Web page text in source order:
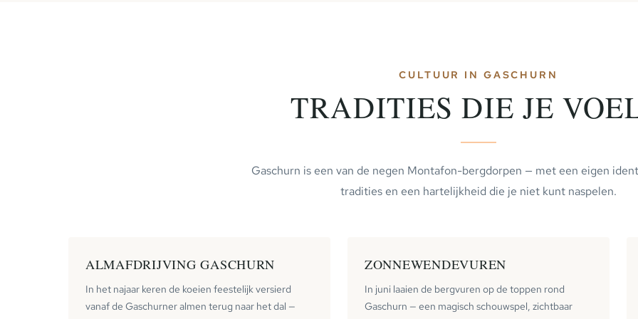
CULTUUR IN GASCHURN
TRADITIES DIE JE
Gaschurn is een van de negen Montafon-bergdorpen — met een eigen
tradities en een hartelijkheid die je niet kunt naspelen.
ALMAFDRIJVING GASCHURN
In het najaar keren de koeien feestelijk versierd
vanaf de Gaschurner almen terug naar het dal —
ZONNEWENDEVUREN
In juni laaien de bergvuren op de toppen rond
Gaschurn — een magisch schouwspel, zichtbaar